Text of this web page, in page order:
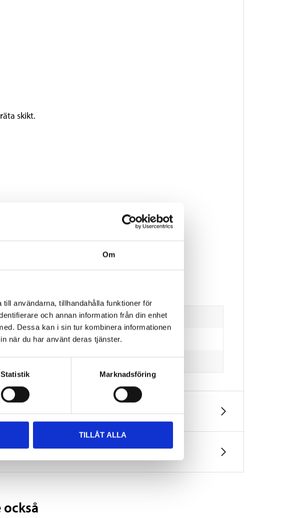
Om
användarna, tillhandahålla funktioner för
och annan information från din enhet
Dessa kan i sin tur kombinera informationen
när du har använt deras tjänster.
Statistik Marknadsföring
TILLÅT ALLA
skikt.